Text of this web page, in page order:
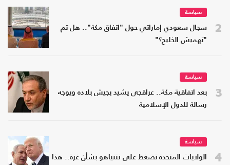
2
سياسة
سجال سعودي إماراتي حول "اتفاق مكة".. هل تم
"تهميش الخليج؟"
3
سياسة
بعد اتفاقية مكة.. عراقجي يشيد بجيش بلاده ويوجه
رسالة للدول الإسلامية
4
سياسة
الولايات المتحدة تضغط على نتنياهو بشأن غزة.. هذا